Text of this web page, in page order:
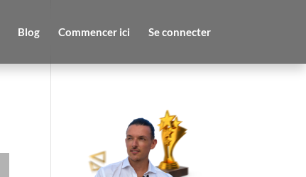
Blog Commencer ici Se connecter